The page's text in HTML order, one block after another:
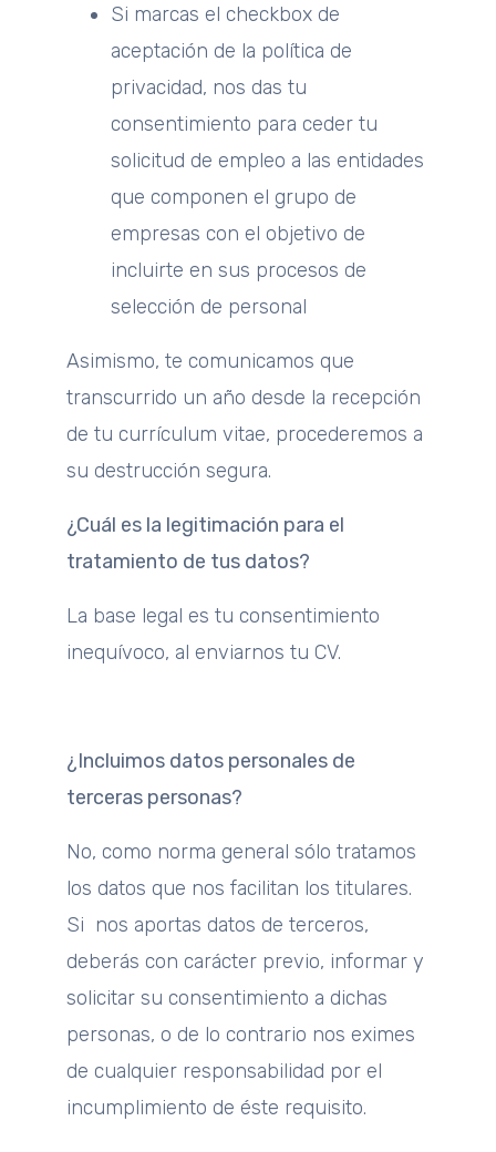
Si marcas el checkbox de
aceptación de la política de
privacidad, nos das tu
consentimiento para ceder tu
solicitud de empleo a las entidades
que componen el grupo de
empresas con el objetivo de
incluirte en sus procesos de
selección de personal
Asimismo, te comunicamos que
transcurrido un año desde la recepción
de tu currículum vitae, procederemos a
su destrucción segura.
¿Cuál es la legitimación para el
tratamiento de tus datos?
La base legal es tu consentimiento
inequívoco, al enviarnos tu CV.
¿Incluimos datos personales de
terceras personas?
No, como norma general sólo tratamos
los datos que nos facilitan los titulares.
Si nos aportas datos de terceros,
deberás con carácter previo, informar y
solicitar su consentimiento a dichas
personas, o de lo contrario nos eximes
de cualquier responsabilidad por el
incumplimiento de éste requisito.